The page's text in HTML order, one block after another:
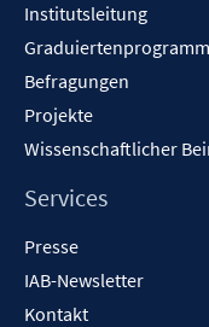
Institutsleitung
Graduiertenprogramm
Befragungen
Projekte
Wissenschaftlicher
Services
Presse
IAB-Newsletter
Kontakt